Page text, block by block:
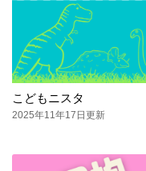
こどもニスタ
2025年11年17日更新